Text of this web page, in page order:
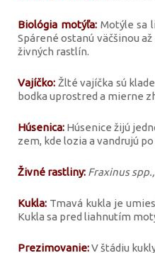
Biológia motýľa:Motýle sa
Spárené ostanú väčšinou
živných rastlín.
Vajíčko: Žlté vajíčka sú
bodka uprostred a mierne
Húsenica: Húsenice žijú
zem, kde lozia a vandrujú
Živné rastliny: Fraxinus
Kukla: Tmavá kukla je
Kukla sa pred liahnutím
Prezimovanie:V štádiu